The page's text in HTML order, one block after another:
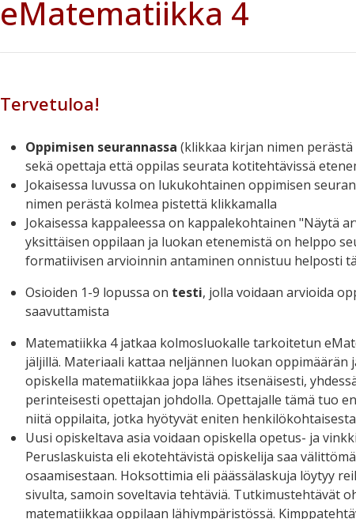
eMatematiikka 4
Tervetuloa!
Oppimisen seurannassa (klikkaa kirjan nimen
sekä opettaja että oppilas seurata kotitehtävissä
Jokaisessa luvussa on lukukohtainen oppimisen
nimen perästä kolmea pistettä klikkamalla
Jokaisessa kappaleessa on kappalekohtainen "Näytä
yksittäisen oppilaan ja luokan etenemistä on helppo
formatiivisen arvioinnin antaminen onnistuu helposti
Osioiden 1-9 lopussa on testi, jolla voidaan arvioida
saavuttamista
Matematiikka 4 jatkaa kolmosluokalle tarkoitetun
jäljillä. Materiaali kattaa neljännen luokan oppimäärän
opiskella matematiikkaa jopa lähes itsenäisesti,
perinteisesti opettajan johdolla. Opettajalle tämä tuo
niitä oppilaita, jotka hyötyvät eniten
Uusi opiskeltava asia voidaan opiskella opetus- ja
Peruslaskuista eli ekotehtävistä opiskelija saa
osaamisestaan. Hoksottimia eli päässälaskuja löytyy
sivulta, samoin soveltavia tehtäviä. Tutkimustehtävät
matematiikkaa oppilaan lähiympäristössä.